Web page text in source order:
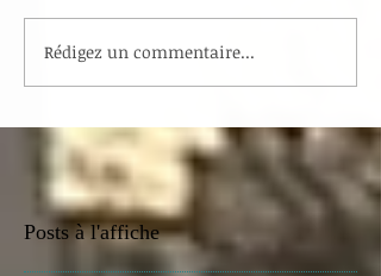
Rédigez un commentaire...
Posts à l'affiche